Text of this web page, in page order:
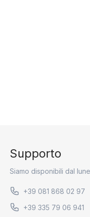
Supporto
Siamo disponibili dal
+39 081 868 02 97
+39 335 79 06 941